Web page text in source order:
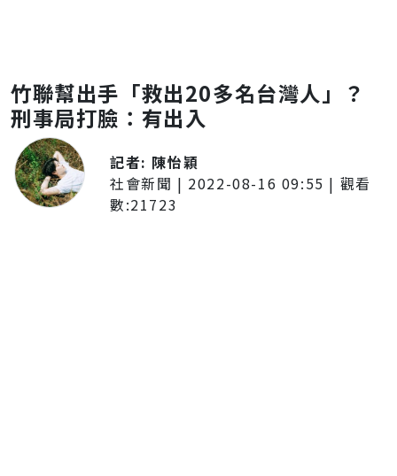
竹聯幫出手「救出20多名台灣人」？
刑事局打臉：有出入
記者: 陳怡穎
社會新聞 | 2022-08-16 09:55 | 觀看
數:21723